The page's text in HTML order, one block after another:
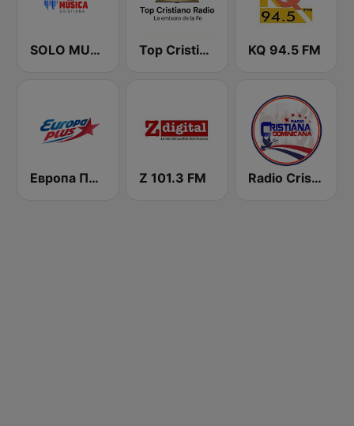
SOLO MUSICA CRISTIANA Top Cristiano Radio KQ 94.5 FM
Европа Плюс (Europa Plus) Z 101.3 FM Radio Cristiana Dominicana